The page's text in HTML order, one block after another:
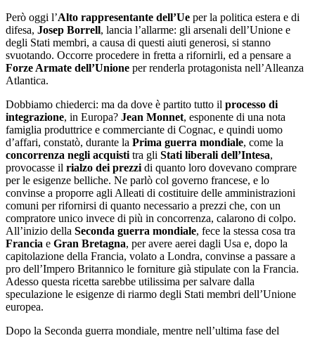
Però oggi l’Alto rappresentante dell’Ue per la politica estera e di
difesa, Josep Borrell, lancia l’allarme: gli arsenali dell’Unione e
degli Stati membri, a causa di questi aiuti generosi, si stanno
svuotando. Occorre procedere in fretta a rifornirli, ed a pensare a
Forze Armate dell’Unione per renderla protagonista nell’Alleanza
Atlantica.
Dobbiamo chiederci: ma da dove è partito tutto il processo di
integrazione, in Europa? Jean Monnet, esponente di una nota
famiglia produttrice e commerciante di Cognac, e quindi uomo
d’affari, constatò, durante la Prima guerra mondiale, come la
concorrenza negli acquisti tra gli Stati liberali dell’Intesa,
provocasse il rialzo dei prezzi di quanto loro dovevano comprare
per le esigenze belliche. Ne parlò col governo francese, e lo
convinse a proporre agli Alleati di costituire delle amministrazioni
comuni per rifornirsi di quanto necessario a prezzi che, con un
compratore unico invece di più in concorrenza, calarono di colpo.
All’inizio della Seconda guerra mondiale, fece la stessa cosa tra
Francia e Gran Bretagna, per avere aerei dagli Usa e, dopo la
capitolazione della Francia, volato a Londra, convinse a passare a
pro dell’Impero Britannico le forniture già stipulate con la Francia.
Adesso questa ricetta sarebbe utilissima per salvare dalla
speculazione le esigenze di riarmo degli Stati membri dell’Unione
europea.
Dopo la Seconda guerra mondiale, mentre nell’ultima fase del